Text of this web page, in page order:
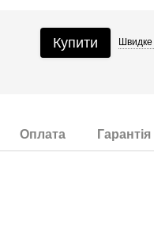
Купити Швидке
Оплата Гарантія